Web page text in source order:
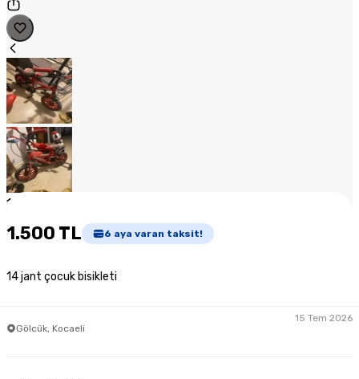
1
1.500 TL 6 aya varan taksit!
14 jant çocuk bisikleti
Gölcük, Kocaeli
15 Tem 2026